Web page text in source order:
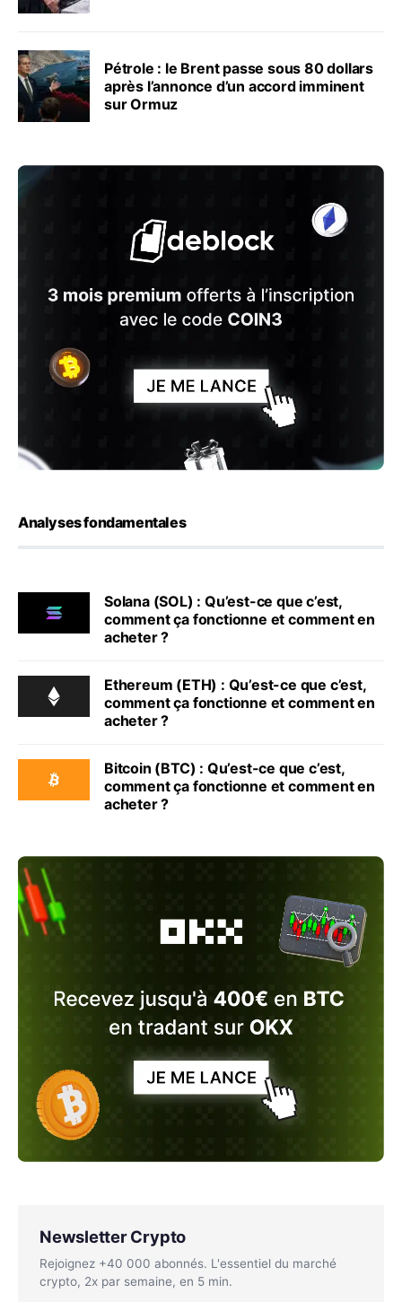
Pétrole : le Brent passe sous 80 dollars
après l’annonce d’un accord imminent
sur Ormuz
Analyses fondamentales
Solana (SOL) : Qu’est-ce que c’est,
comment ça fonctionne et comment en
acheter ?
Ethereum (ETH) : Qu’est-ce que c’est,
comment ça fonctionne et comment en
acheter ?
Bitcoin (BTC) : Qu’est-ce que c’est,
comment ça fonctionne et comment en
acheter ?
Newsletter Crypto
Rejoignez +40 000 abonnés. L'essentiel du marché
crypto, 2x par semaine, en 5 min.